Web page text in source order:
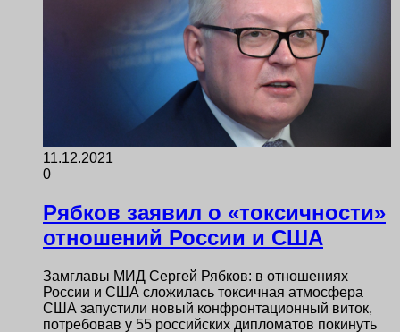
11.12.2021
0
Рябков заявил о «токсичности»
отношений России и США
Замглавы МИД Сергей Рябков: в отношениях
России и США сложилась токсичная атмосфера
США запустили новый конфронтационный виток,
потребовав у 55 российских дипломатов покинуть